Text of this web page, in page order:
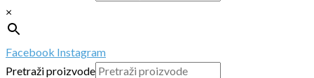
×
Facebook Instagram
Pretraži proizvode